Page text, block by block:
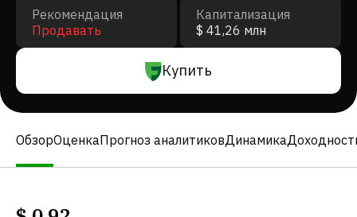
Рекомендация
Продавать
Капитализация
$ 41,26 млн
Купить
ОбзорОценкаПрогноз аналитиковДинамика